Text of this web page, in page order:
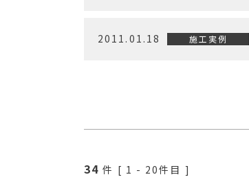
2011.01.18 施工実例
34 件 [ 1 - 20件目 ]